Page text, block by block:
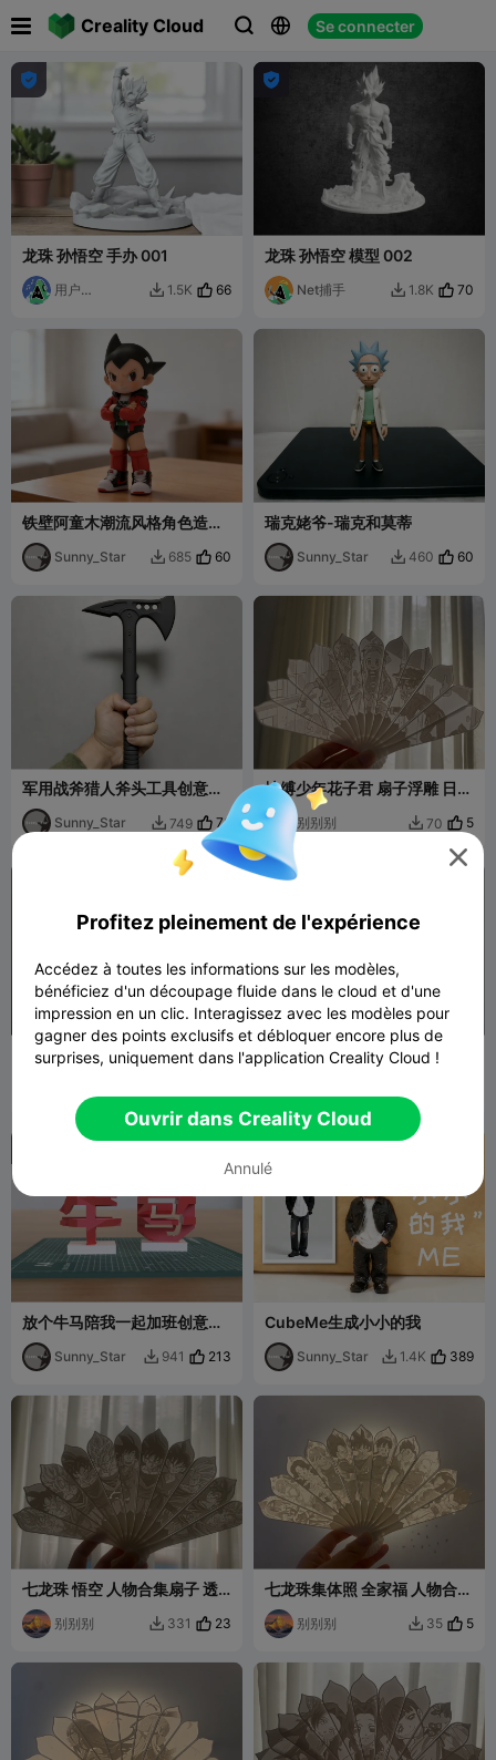
Creality Cloud   Se connecter
 

龙珠 孙悟空 手办 001
用户
 1.5K 66

龙珠 孙悟空 模型 002
Net捕手  1.8K 70
铁壁阿童木潮流风格角色造型
1POP可爱模型摆件
Sunny_Star  685 60
瑞克姥爷-瑞克和莫蒂
Sunny_Star  460 60
军用战斧猎人斧头工具创意战
术玩具模型摆件CF穿越火线
Sunny_Star  749 76
地缚少年花子君 扇子浮雕 日漫
动漫
别别别  70 5
犬夜叉浮雕扇子 折扇 日漫 动
[一体件]CSgo-CF穿越火线同
款M9军用匕首军刀模型玩具
放个牛马陪我一起加班创意装
饰模型摆件
Sunny_Star  941 213

CubeMe生成小小的我
Sunny_Star  1.4K 389
七龙珠 悟空 人物合集扇子 透
光浮雕 折扇 日漫
别别别  331 23
七龙珠集体照 全家福 人物合集
扇子 浮雕 折扇 日漫
别别别  35 5

Profitez pleinement de l'expérience
Accédez à toutes les informations sur les modèles,
bénéficiez d'un découpage fluide dans le cloud et d'une
impression en un clic. Interagissez avec les modèles pour
gagner des points exclusifs et débloquer encore plus de
surprises, uniquement dans l'application Creality Cloud !
Ouvrir dans Creality Cloud
Annulé